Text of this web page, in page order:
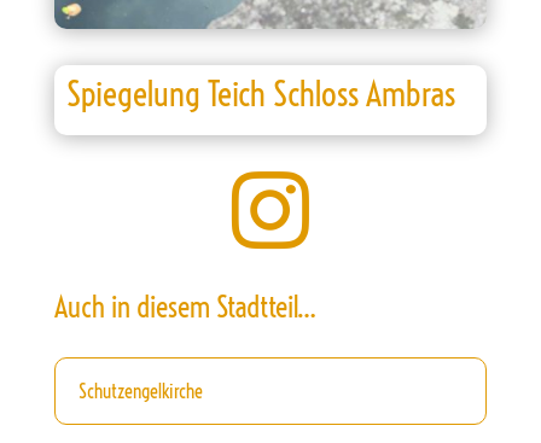
Spiegelung Teich Schloss Ambras

Auch in diesem Stadtteil…
Schutzengelkirche